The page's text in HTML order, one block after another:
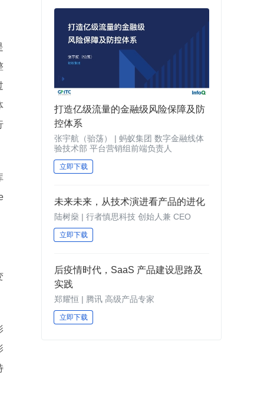
打造亿级流量的金融级风险保障及防
控体系
张宇航（骀荡） | 蚂蚁集团 数字金融线体
验技术部 平台营销组前端负责人
立即下载
未来未来，从技术演进看产品的进化
陆树燊 | 行者慎思科技 创始人兼 CEO
立即下载
后疫情时代，SaaS 产品建设思路及
实践
郑耀恒 | 腾讯 高级产品专家
立即下载